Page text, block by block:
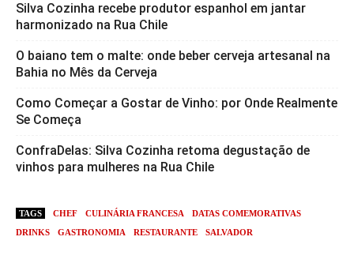
Silva Cozinha recebe produtor espanhol em jantar
harmonizado na Rua Chile
O baiano tem o malte: onde beber cerveja artesanal na
Bahia no Mês da Cerveja
Como Começar a Gostar de Vinho: por Onde Realmente
Se Começa
ConfraDelas: Silva Cozinha retoma degustação de
vinhos para mulheres na Rua Chile
TAGS CHEF CULINÁRIA FRANCESA
DATAS COMEMORATIVAS
DRINKS
GASTRONOMIA RESTAURANTE SALVADOR